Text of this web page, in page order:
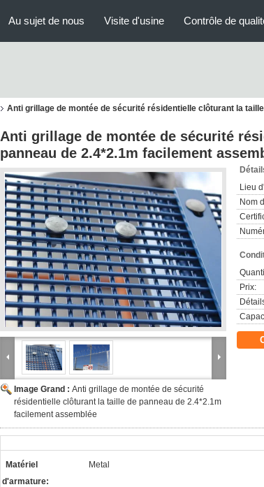
Au sujet de nous Visite d'usine Contrôle de
Anti grillage de montée de sécurité résidentielle clôturant la
Anti grillage de montée de sécurité
panneau de 2.4*2.1m facilement
Image Grand : Anti grillage de montée de sécurité
résidentielle clôturant la taille de panneau de 2.4*2.1m
facilement assemblée
Lieu
Nom
Prix:
Matériel
d'armature:
Metal